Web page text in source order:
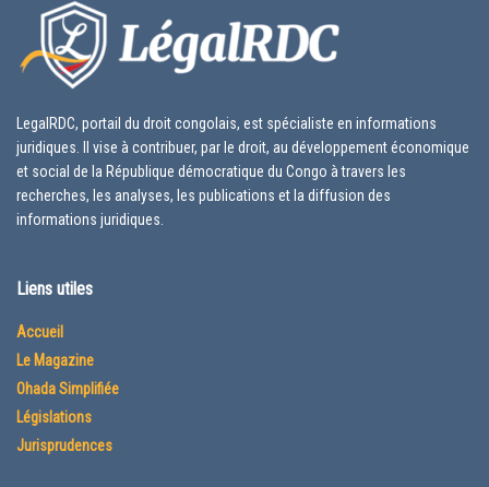
LegalRDC, portail du droit congolais, est spécialiste en informations
juridiques. Il vise à contribuer, par le droit, au développement économique
et social de la République démocratique du Congo à travers les
recherches, les analyses, les publications et la diffusion des
informations juridiques.
Liens utiles
Accueil
Le Magazine
Ohada Simplifiée
Législations
Jurisprudences